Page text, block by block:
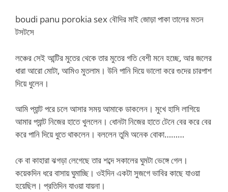
boudi panu porokia sex বৌদির মাই জোড়া পাকা তালের মতন
টসটসে
লঞ্চের সেই আন্টির মুতের থেকে তার মুতের গতি বেশী মনে হচ্ছে, আর জলের
ধারা আরো মোটা, আমিও মুতলাম। উনি পানি দিয়ে ভালো করে গুদের চারপাশ
দিয়ে ধুলেন।
আমি প্যান্ট পরে চলে আসার সময় আমাকে ডাকলেন। মুখে হাসি লাগিয়ে
আমার প্যান্ট নিজের হাতে খুললেন। ধোনটা নিজের হাতে টেনে বের করে বের
করে পানি দিয়ে ধুতে থাকলেন। বললেন তুমি অনেক বোকা………
কে বা কাহারা ঝগড়া লেগেছে তার শব্দে সকালের ঘুমটা ভেঙ্গে গেল।
কয়েকদিন ধরে বাসায় ঘুমাচ্ছি। ওইদিন একটা সুজগে ভাবির কাছে যাওয়া
হয়েছিল। প্রতিদিন যাওয়া যায়না।